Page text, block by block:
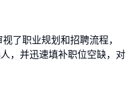
了职业规划和招聘流程，
，并迅速填补职位空缺，对